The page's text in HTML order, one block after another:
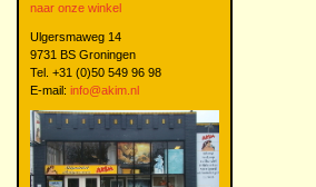
naar onze winkel
Ulgersmaweg 14
9731 BS Groningen
Tel. +31 (0)50 549 96 98
E-mail: info@akim.nl